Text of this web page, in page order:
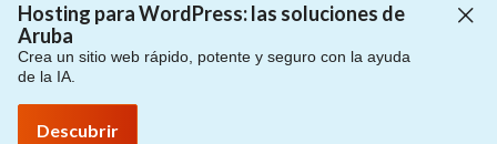
Hosting para WordPress: las soluciones de
Aruba
Crea un sitio web rápido, potente y seguro con la ayuda
de la IA.
Descubrir
© 2026 Aruba S.p.A. - via San Clemente, 53 - 24036 Ponte San
Pietro (BG)
P.IVA 01573850516 - C.F. 04552920482 - C.S. € 4.000.000,00 i.v.